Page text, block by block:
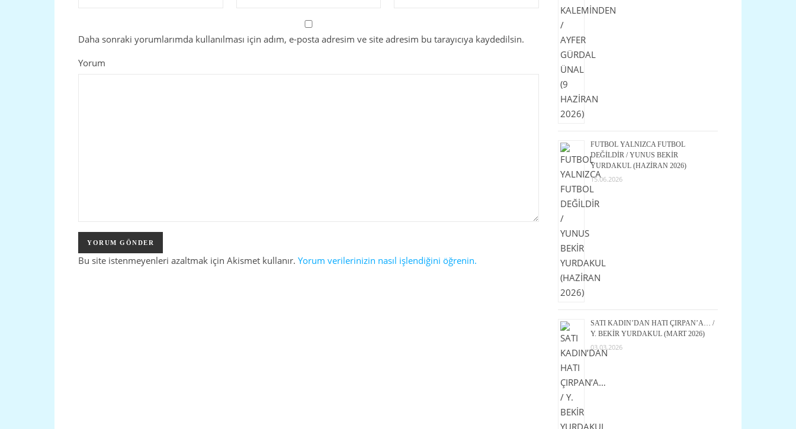
Daha sonraki yorumlarımda kullanılması için adım, e-posta adresim ve site adresim bu tarayıcıya kaydedilsin.
Yorum
Bu site istenmeyenleri azaltmak için Akismet kullanır. Yorum verilerinizin nasıl işlendiğini öğrenin.
FUTBOL YALNIZCA FUTBOL
DEĞİLDİR / YUNUS BEKİR
YURDAKUL (HAZİRAN 2026)
15.06.2026
SATI KADIN’DAN HATI ÇIRPAN’A… /
Y. BEKİR YURDAKUL (MART 2026)
03.03.2026